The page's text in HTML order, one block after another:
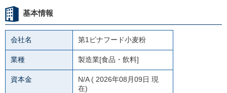
基本情報
会社名 第1ビナフード小麦粉
業種 製造業[食品・飲料]
資本金 N/A( 2026年08月09日 現
在)